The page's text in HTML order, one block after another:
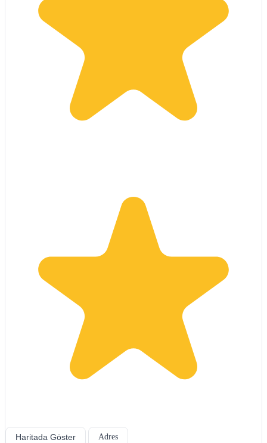
Haritada Göster Adres